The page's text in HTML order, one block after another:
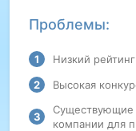
Проблемы:
Низкий
Высокая
Существующие
компании для